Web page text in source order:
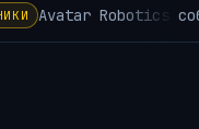
Avatar Robotics